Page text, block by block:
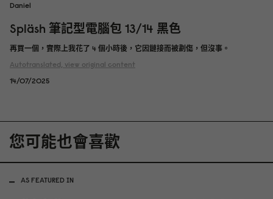
Daniel
Spläsh 筆記型電腦包 13/14 黑色
再買一個，實際上我花了 4 個小時後，它因鏈接而被劃傷，但沒事。
Autotranslated, view original content
14/07/2025
您可能也會喜歡
AS FEATURED IN